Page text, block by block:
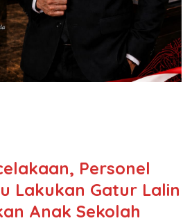
Personel
Lakukan Gatur Lalin
Anak Sekolah